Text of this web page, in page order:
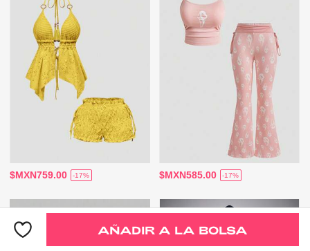
$MXN759.00 -17% $MXN585.00 -17%
AÑADIR A LA BOLSA